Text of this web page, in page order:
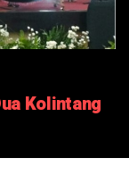
Kolintang